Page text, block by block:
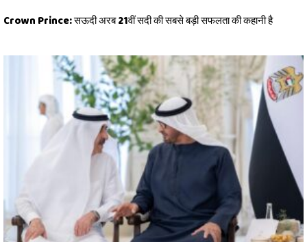
Crown Prince: सऊदी अरब 21वीं सदी की सबसे बड़ी सफलता की कहानी है